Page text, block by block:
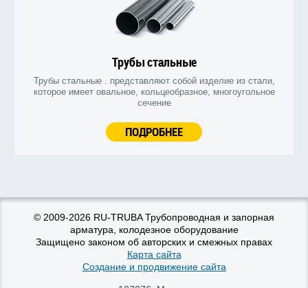
Трубы стальные
Трубы стальные . представляют собой изделие из стали,
которое имеет овальное, кольцеобразное, многоугольное
сечение
ПОДРОБНЕЕ
© 2009-2026 RU-TRUBA Трубопроводная и запорная
арматура, колодезное оборудование
Защищено законом об авторских и смежных правах
Карта сайта
Создание и продвижение сайта